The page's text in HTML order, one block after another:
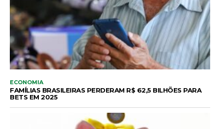
ECONOMIA
FAMÍLIAS BRASILEIRAS PERDERAM R$ 62,5 BILHÕES PARA
BETS EM 2025